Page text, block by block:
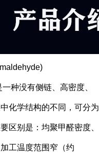
种没有侧链、高密度、
化学结构的不同，可分为
区别是：均聚甲醛密度、
工温度范围窄（约